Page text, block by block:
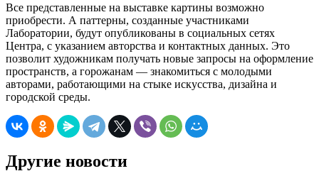
Все представленные на выставке картины возможно
приобрести. А паттерны, созданные участниками
Лаборатории, будут опубликованы в социальных сетях
Центра, с указанием авторства и контактных данных. Это
позволит художникам получать новые запросы на оформление
пространств, а горожанам — знакомиться с молодыми
авторами, работающими на стыке искусства, дизайна и
городской среды.
Другие новости